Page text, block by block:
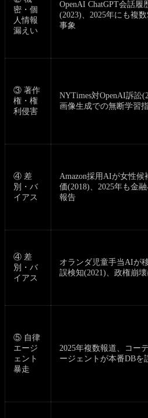
密・個
人情報
漏えい
OpenAI ChatGPT会話履
(2023)、2025年にも複数
事象
③ 著作
権・権
利侵害
NYTimes対OpenAI訴訟
画像生成での無断学習
④ 差
別・バ
イアス
Amazon採用AIが女性候
価(2018)、2025年も金
報告
④ 差
別・バ
イアス
オランダ児童手当AIが
誤検知(2021)、政権崩
⑤ 自律
エージ
ェント
暴走
2025年複数報道、コー
ージェントが本番DBを